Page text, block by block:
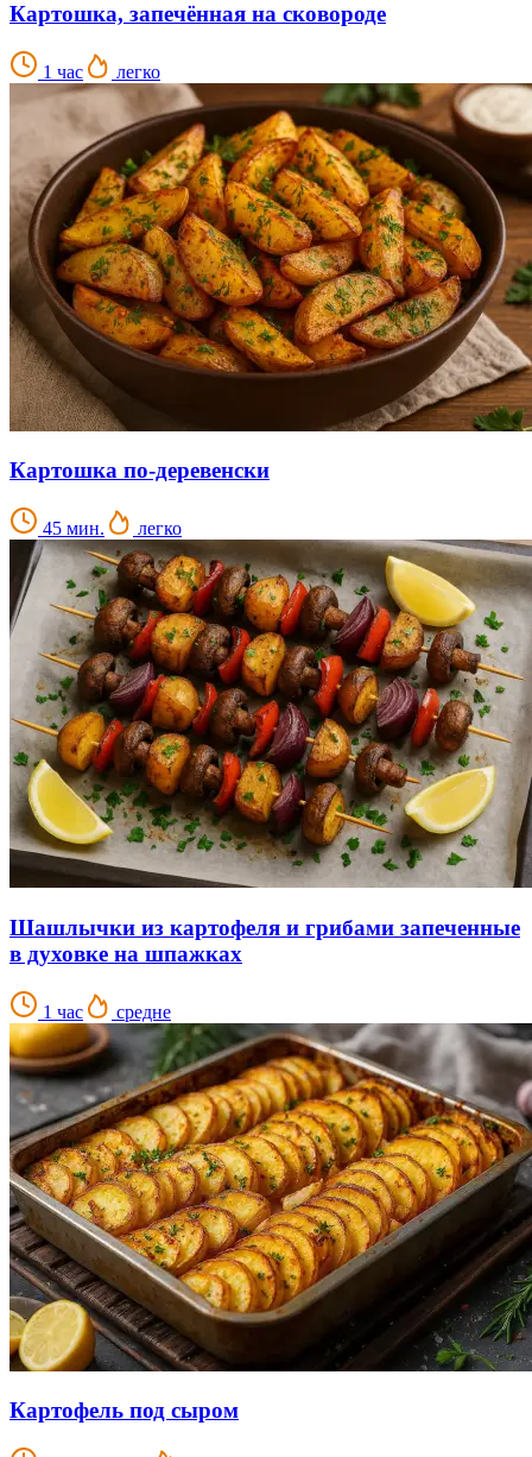
Картошка, запечённая на сковороде
1 час легко
Картошка по-деревенски
45 мин. легко
Шашлычки из картофеля и грибами запеченные
в духовке на шпажках
1 час средне
Картофель под сыром